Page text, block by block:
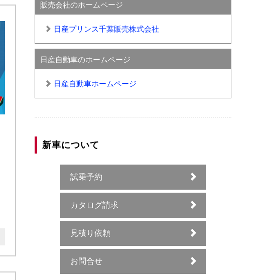
販売会社のホームページ
日産プリンス千葉販売株式会社
日産自動車のホームページ
日産自動車ホームページ
新車について
試乗予約
カタログ請求
見積り依頼
お問合せ